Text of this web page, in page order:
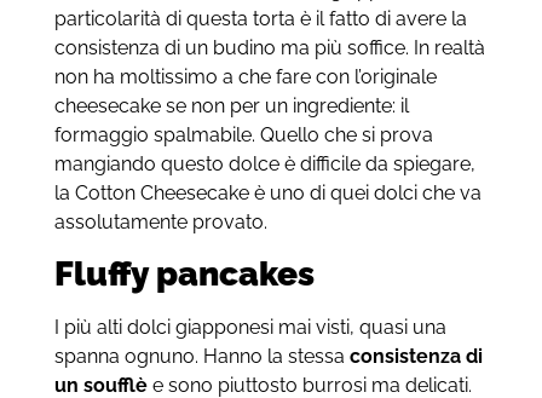
particolarità di questa torta è il fatto di avere la
consistenza di un budino ma più soffice. In realtà
non ha moltissimo a che fare con l’originale
cheesecake se non per un ingrediente: il
formaggio spalmabile. Quello che si prova
mangiando questo dolce è difficile da spiegare,
la Cotton Cheesecake è uno di quei dolci che va
assolutamente provato.
Fluffy pancakes
I più alti dolci giapponesi mai visti, quasi una
spanna ognuno. Hanno la stessa consistenza di
un soufflè e sono piuttosto burrosi ma delicati.